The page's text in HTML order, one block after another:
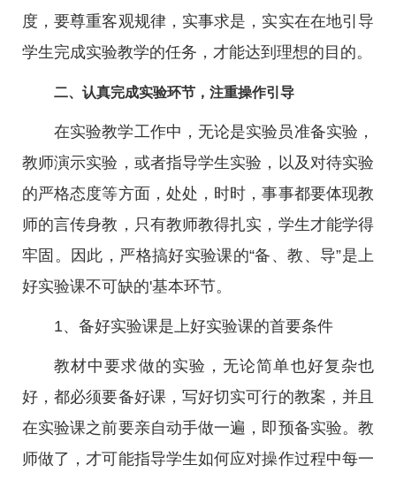
度，要尊重客观规律，实事求是，实实在在地引导
学生完成实验教学的任务，才能达到理想的目的。
二、认真完成实验环节，注重操作引导
在实验教学工作中，无论是实验员准备实验，
教师演示实验，或者指导学生实验，以及对待实验
的严格态度等方面，处处，时时，事事都要体现教
师的言传身教，只有教师教得扎实，学生才能学得
牢固。因此，严格搞好实验课的“备、教、导”是上
好实验课不可缺的'基本环节。
1、备好实验课是上好实验课的首要条件
教材中要求做的实验，无论简单也好复杂也
好，都必须要备好课，写好切实可行的教案，并且
在实验课之前要亲自动手做一遍，即预备实验。教
师做了，才可能指导学生如何应对操作过程中每一